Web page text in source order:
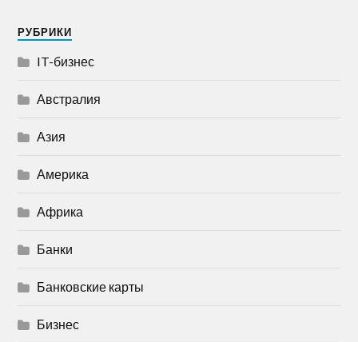
РУБРИКИ
IT-бизнес
Австралия
Азия
Америка
Африка
Банки
Банковские карты
Бизнес